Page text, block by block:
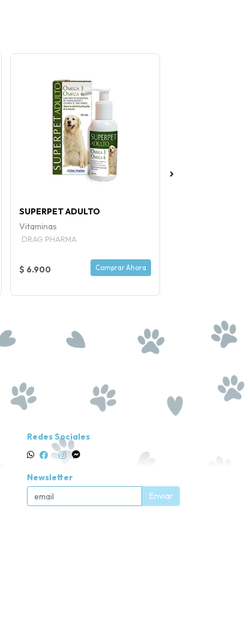
SUPERPET ADULTO
Vitaminas
DRAG PHARMA
$ 6.900 Comprar Ahora
Redes Sociales
Newsletter
Enviar